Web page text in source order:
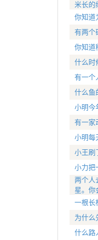
米长的
你知道
有两个
你知道
什么时
有一个
什么鱼
小明今
有一家
小明每
小王刷
小力把
两个人
星。你
一根长
为什么
什么路